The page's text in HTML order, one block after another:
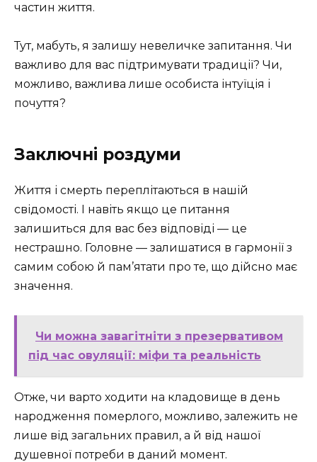
частин життя.
Тут, мабуть, я залишу невеличке запитання. Чи
важливо для вас підтримувати традиції? Чи,
можливо, важлива лише особиста інтуїція і
почуття?
Заключні роздуми
Життя і смерть переплітаються в нашій
свідомості. І навіть якщо це питання
залишиться для вас без відповіді — це
нестрашно. Головне — залишатися в гармонії з
самим собою й пам’ятати про те, що дійсно має
значення.
Чи можна завагітніти з презервативом
під час овуляції: міфи та реальність
Отже, чи варто ходити на кладовище в день
народження померлого, можливо, залежить не
лише від загальних правил, а й від нашої
душевної потреби в даний момент.